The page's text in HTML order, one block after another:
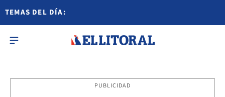
TEMAS DEL DÍA:
PUBLICIDAD